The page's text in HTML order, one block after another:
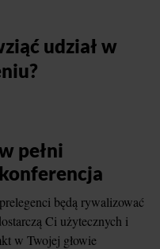
udział w
pełni
będą rywalizować
Ci użytecznych i
w Twojej głowie